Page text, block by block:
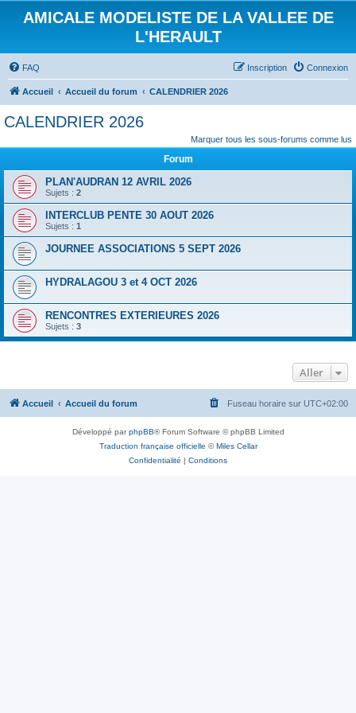
AMICALE MODELISTE DE LA VALLEE DE
L'HERAULT
FAQ Connexion
Inscription
Accueil Accueil du forum CALENDRIER 2026
CALENDRIER 2026
Marquer tous les sous-forums comme lus
Forum
PLAN'AUDRAN 12 AVRIL 2026
Sujets : 2
INTERCLUB PENTE 30 AOUT 2026
Sujets : 1
JOURNEE ASSOCIATIONS 5 SEPT 2026
HYDRALAGOU 3 et 4 OCT 2026
RENCONTRES EXTERIEURES 2026
Sujets : 3
Aller
Accueil Accueil du forum Fuseau horaire sur UTC+02:00
Développé parphpBB® Forum Software © phpBB Limited
Traduction française officielle ©Miles Cellar
Confidentialité | Conditions